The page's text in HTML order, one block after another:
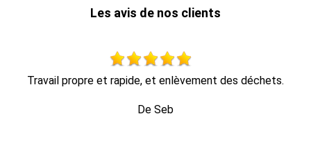
Les avis de nos clients
travail impeccable, retrait de tout le bois dans la foulée,